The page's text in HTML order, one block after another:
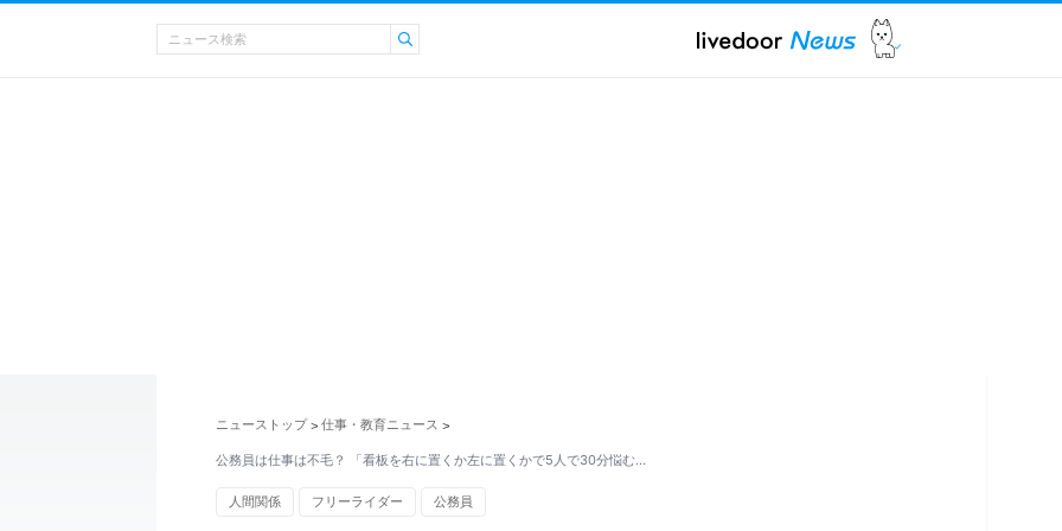
ニューストップ > 仕事・教育ニュース >
公務員は仕事は不毛？ 「看板を右に置くか左に置くかで5人で30分悩む…
人間関係 フリーライダー 公務員